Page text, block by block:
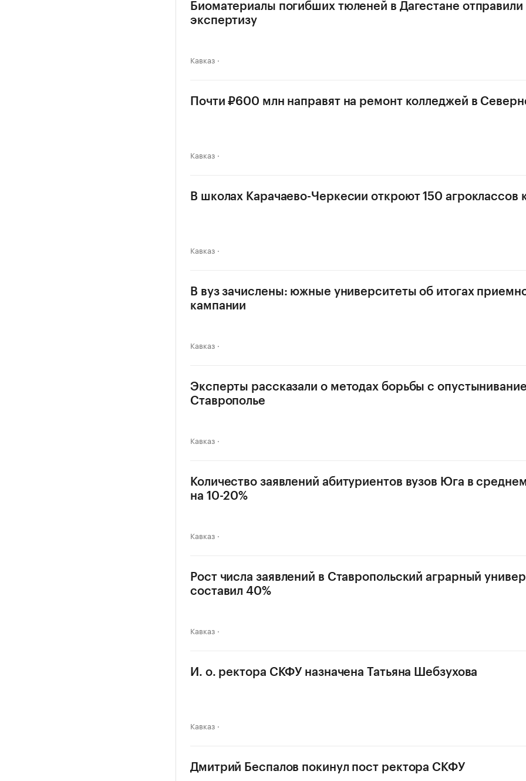
Биоматериалы погибших тюленей в Дагестане отправили
экспертизу
Кавказ
Почти ₽600 млн направят на ремонт колледжей в
Кавказ
В школах Карачаево-Черкесии откроют 150 агроклассов
Кавказ
В вуз зачислены: южные университеты об итогах
кампании
Кавказ
Эксперты рассказали о методах борьбы с
Ставрополье
Кавказ
Количество заявлений абитуриентов вузов Юга в
на 10-20%
Кавказ
Рост числа заявлений в Ставропольский аграрный
составил 40%
Кавказ
И. о. ректора СКФУ назначена Татьяна Шебзухова
Кавказ
Дмитрий Беспалов покинул пост ректора СКФУ